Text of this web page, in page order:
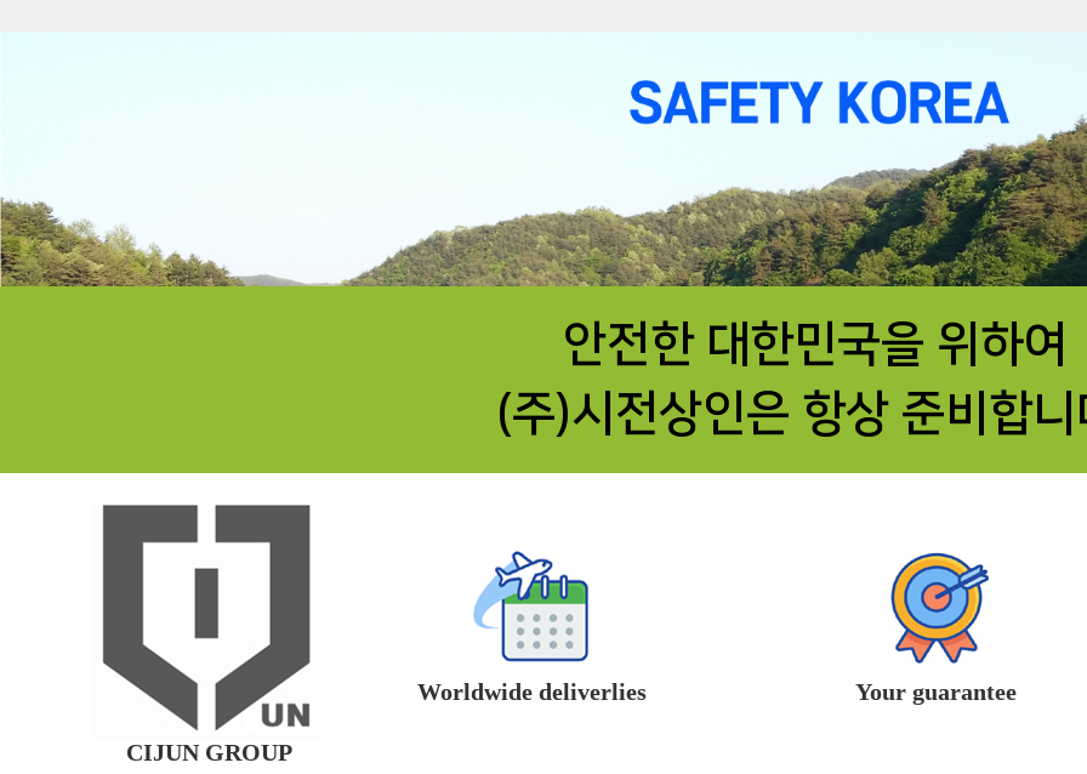
안전한 대한민국을 위하여
(주)시전상인은 항상 준비합
CIJUN GROUP
Worldwide deliverlies Your guarantee